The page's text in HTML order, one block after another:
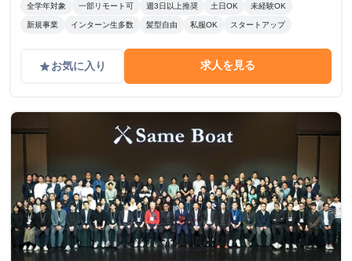
全学年対象 一部リモート可 週3日以上推奨 土日OK 未経験OK
新規事業 インターン生多数 髪型自由 私服OK スタートアップ
gradeお気に入り 求人を見る